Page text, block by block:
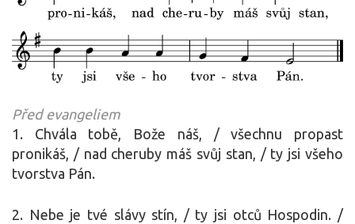
Před evangeliem
1. Chvála tobě, Bože náš, / všechnu propast
pronikáš, / nad cheruby máš svůj stan, / ty jsi všeho
tvorstva Pán.
2. Nebe je tvé slávy stín, / ty jsi otců Hospodin. /